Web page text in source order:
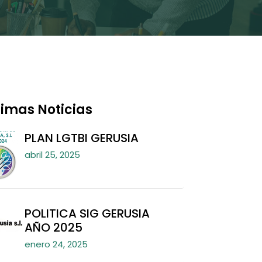
Noticias
PLAN LGTBI GERUSIA
abril 25, 2025
POLITICA SIG GERUSIA
AÑO 2025
enero 24, 2025